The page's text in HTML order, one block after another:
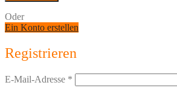
Oder
Ein Konto erstellen
Registrieren
E-Mail-Adresse *